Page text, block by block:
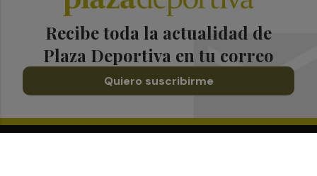
Recibe toda la actualidad de
Plaza Deportiva en tu correo
Quiero suscribirme